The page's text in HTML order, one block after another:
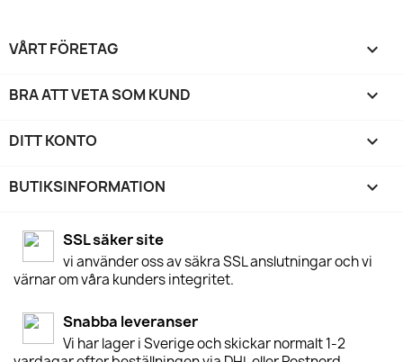
VÅRT FÖRETAG 
BRA ATT VETA SOM KUND 
DITT KONTO 
BUTIKSINFORMATION keyboard_arrow_down
SSL säker site
vi använder oss av säkra SSL anslutningar och vi
värnar om våra kunders integritet.
Snabba leveranser
Vi har lager i Sverige och skickar normalt 1-2